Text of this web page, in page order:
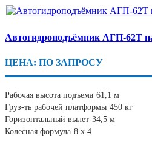
Автогидроподъёмник АГП-62Т
ЦЕНА: ПО ЗАПРОСУ
Рабочая высота подъема 61,1 м
Груз-ть рабочей платформы 450 кг
Горизонтальный вылет 34,5 м
Колесная формула 8 х 4